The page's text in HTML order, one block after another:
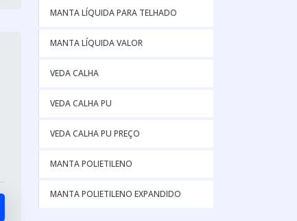
MANTA LÍQUIDA PARA TELHADO
MANTA LÍQUIDA VALOR
VEDA CALHA
VEDA CALHA PU
VEDA CALHA PU PREÇO
MANTA POLIETILENO
MANTA POLIETILENO EXPANDIDO